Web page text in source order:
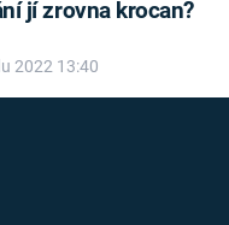
jí zrovna krocan?
2022 13:40